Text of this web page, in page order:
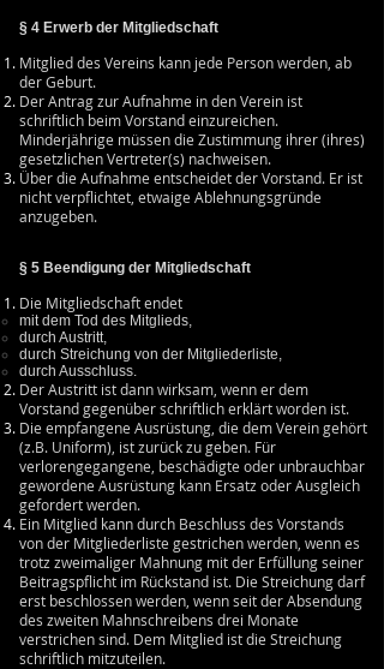
§ 4 Erwerb der Mitgliedschaft
Mitglied des Vereins kann jede Person werden, ab
der Geburt.
Der Antrag zur Aufnahme in den Verein ist
schriftlich beim Vorstand einzureichen.
Minderjährige müssen die Zustimmung ihrer (ihres)
gesetzlichen Vertreter(s) nachweisen.
Über die Aufnahme entscheidet der Vorstand. Er ist
nicht verpflichtet, etwaige Ablehnungsgründe
anzugeben.
§ 5 Beendigung der Mitgliedschaft
Die Mitgliedschaft endet
mit dem Tod des Mitglieds,
durch Austritt,
durch Streichung von der Mitgliederliste,
durch Ausschluss.
Der Austritt ist dann wirksam, wenn er dem
Vorstand gegenüber schriftlich erklärt worden ist.
Die empfangene Ausrüstung, die dem Verein gehört
(z.B. Uniform), ist zurück zu geben. Für
verlorengegangene, beschädigte oder unbrauchbar
gewordene Ausrüstung kann Ersatz oder Ausgleich
gefordert werden.
Ein Mitglied kann durch Beschluss des Vorstands
von der Mitgliederliste gestrichen werden, wenn es
trotz zweimaliger Mahnung mit der Erfüllung seiner
Beitragspflicht im Rückstand ist. Die Streichung darf
erst beschlossen werden, wenn seit der Absendung
des zweiten Mahnschreibens drei Monate
verstrichen sind. Dem Mitglied ist die Streichung
schriftlich mitzuteilen.